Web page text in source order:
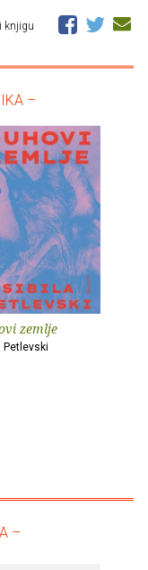
knjigu
–
zemlje
Petlevski
–